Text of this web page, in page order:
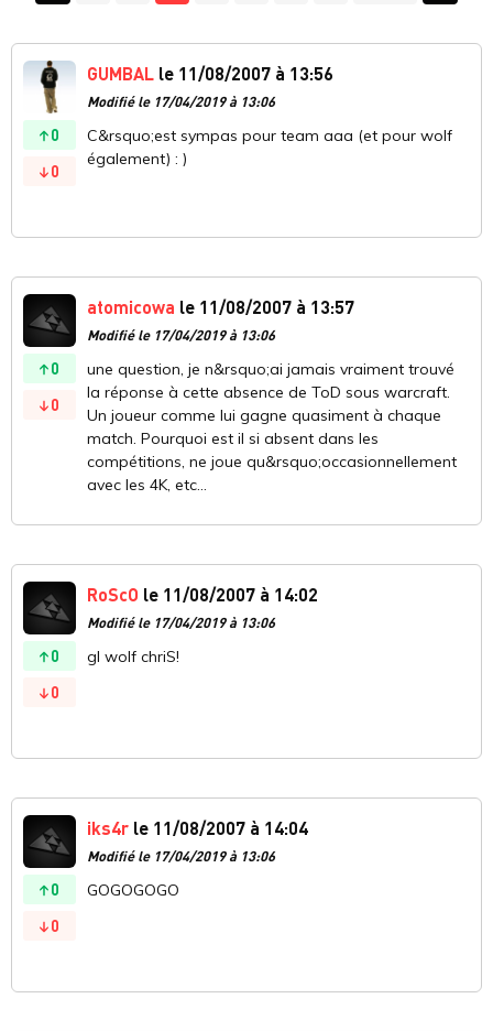
0
0
GUMBAL le 11/08/2007 à 13:56
Modifié le 17/04/2019 à 13:06
C&rsquo;est sympas pour team aaa (et pour wolf
également) : )
0
0
atomicowa le 11/08/2007 à 13:57
Modifié le 17/04/2019 à 13:06
une question, je n&rsquo;ai jamais vraiment trouvé
la réponse à cette absence de ToD sous warcraft.
Un joueur comme lui gagne quasiment à chaque
match. Pourquoi est il si absent dans les
compétitions, ne joue qu&rsquo;occasionnellement
avec les 4K, etc...
0
0
RoScO le 11/08/2007 à 14:02
Modifié le 17/04/2019 à 13:06
gl wolf chriS!
0
0
iks4r le 11/08/2007 à 14:04
Modifié le 17/04/2019 à 13:06
GOGOGOGO